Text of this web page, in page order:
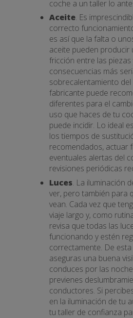
coche a un taller lo
Aceite. Es
correcto
es así que la falta o
aceite pueden producir
fricción entre las
consecuencias más
sobrecalentamiento del
fabricante puede
diferentes para el
uso que haces de tu
puede incidir. Lo ideal
los tiempos de
recomendados, actuar
eventuales alertas del
revisiones periódicas
Luces. La iluminación
ver, pero también para
vean. Cada vez que
viaje largo y, como
revisa que todas las
funcionando y estén
correctamente. De
aseguras una buena
conduces por las
previenes
conductores. Si
en la iluminación de tu
tu taller de confianza